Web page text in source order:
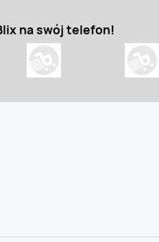
na swój telefon!